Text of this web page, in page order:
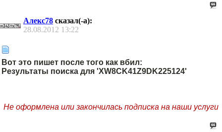
Алекс78 сказал(-а):
28.08.2012 13:22
Вот это пишет после того как вбил:
Результаты поиска для 'XW8CK41Z9DK225124'
Не оформлена или закончилась подписка на наши услуги